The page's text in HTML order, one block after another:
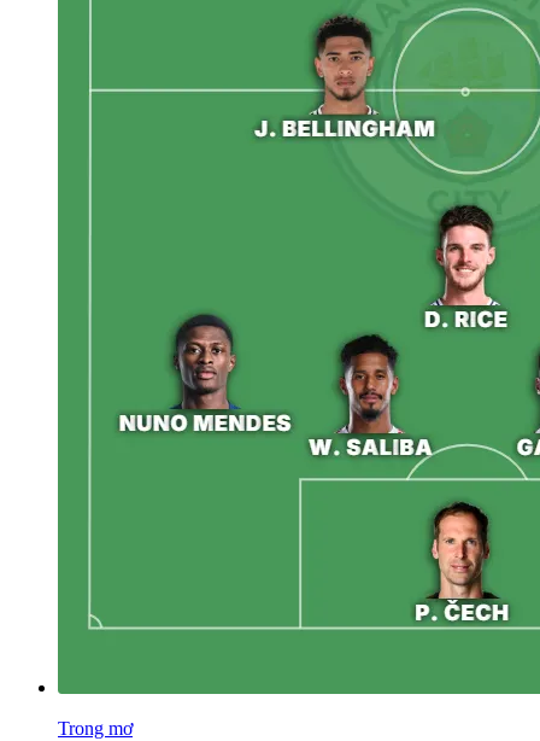
Trong mơ